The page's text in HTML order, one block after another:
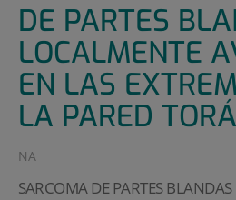
DE PARTES
LOCALMENTE
EN LAS
LA PARED
NA
SARCOMA DE PARTES BLANDAS